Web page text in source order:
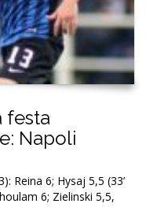
festa
Napoli
Reina 6; Hysaj 5,5 (33’
6; Zielinski 5,5,